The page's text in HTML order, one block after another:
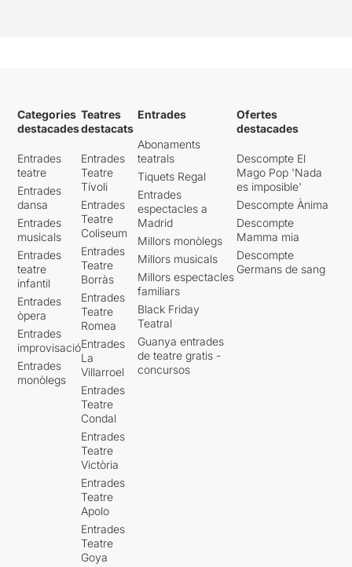
una espècie de diari polític,
on de manera testimonial i
autobiogràfica,
Virgili
narra el que havia
viscut en la seva pròpia pell,
des de l’instant de l’ofensiva
final de Franco contra
Catalunya , fins la primera
etapa de l’exili a França (el
24 de gener de 1939, dos
dies abans de l’entrada de
les tropes franquistes a
Catalunya) .
Una narració on queda
plasmada l’angoixa, por i
misèria que varen haver de
Categories
destacades
Entrades
teatre
Entrades
dansa
Entrades
musicals
Entrades
teatre
infantil
Entrades
òpera
Entrades
improvisació
Entrades
monòlegs
Teatres
destacats
Entrades
Teatre
Tívoli
Entrades
Teatre
Coliseum
Entrades
Teatre
Borràs
Entrades
Teatre
Romea
Entrades
La
Villarroel
Entrades
Teatre
Condal
Entrades
Teatre
Victòria
Entrades
Teatre
Apolo
Entrades
Teatre
Goya
Entrades
Abonaments
teatrals
Tiquets Regal
Entrades
espectacles a
Madrid
Millors monòlegs
Millors musicals
Millors espectacles
familiars
Black Friday
Teatral
Guanya entrades
de teatre gratis -
concursos
Ofertes
destacades
Descompte El
Mago Pop 'Nada
es imposible'
Descompte Ànima
Descompte
Mamma mia
Descompte
Germans de sang